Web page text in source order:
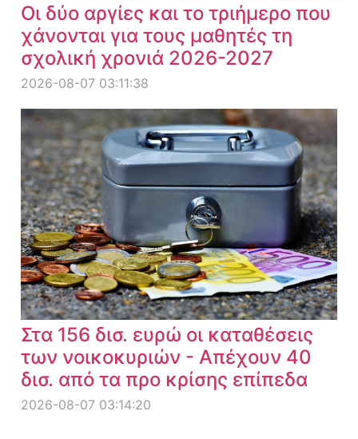
Οι δύο αργίες και το τριήμερο που
χάνονται για τους μαθητές τη
σχολική χρονιά 2026-2027
2026-08-07 03:11:38
Στα 156 δισ. ευρώ οι καταθέσεις
των νοικοκυριών - Απέχουν 40
δισ. από τα προ κρίσης επίπεδα
2026-08-07 03:14:20